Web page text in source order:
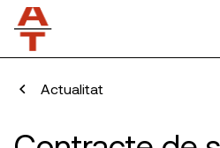
Actualitat